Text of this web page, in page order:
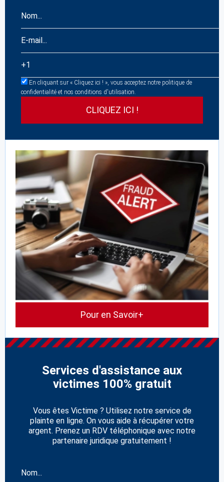
En cliquant sur « Cliquez ici ! », vous acceptez notre politique de
confidentialité et nos conditions d'utilisation.
Pour en Savoir+
Services d'assistance aux
victimes 100% gratuit
Vous êtes Victime ? Utilisez notre service de
plainte en ligne. On vous aide à récupérer votre
argent. Prenez un RDV téléphonique avec notre
partenaire juridique gratuitement !